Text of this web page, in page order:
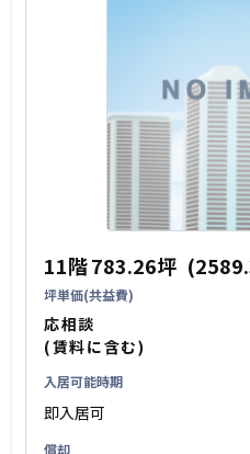
11階783.26坪
坪単価(共益費)
応相談
(賃料に含む)
入居可能時期
即入居可
償却